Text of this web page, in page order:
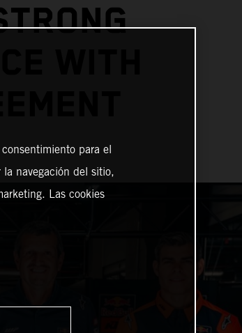
WITH
para el
navegación del sitio,
Las cookies